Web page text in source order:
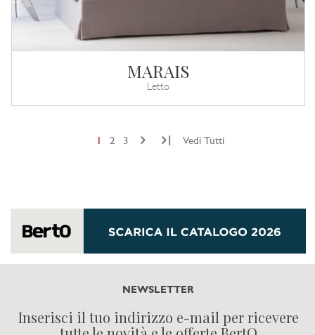
MARAIS
Letto
2 3 Vedi Tutti
NEWSLETTER
Inserisci il tuo indirizzo e-mail per ricevere